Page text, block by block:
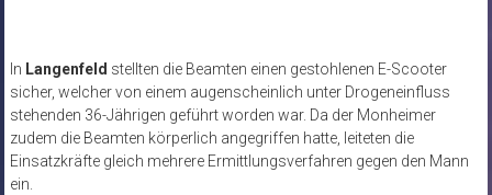
In Langenfeld stellten die Beamten einen gestohlenen E-Scooter
sicher, welcher von einem augenscheinlich unter Drogeneinfluss
stehenden 36-Jährigen geführt worden war. Da der Monheimer
zudem die Beamten körperlich angegriffen hatte, leiteten die
Einsatzkräfte gleich mehrere Ermittlungsverfahren gegen den Mann
ein.